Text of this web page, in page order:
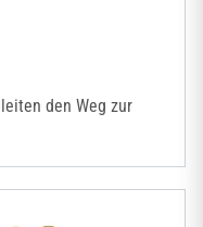
den Weg zur